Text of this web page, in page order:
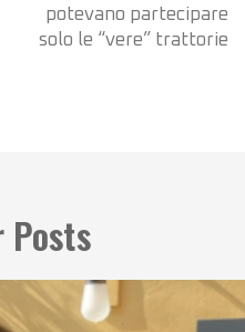
potevano partecipare
solo le “vere” trattorie